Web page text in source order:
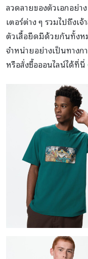
ลวดลายของตัวเอกอย่า
เตอร์ต่าง ๆ รวมไปถึง
ตัวเสื้อยืดมีด้วยกันทั้งห
จำหน่ายอย่างเป็นทางก
หรือสั่งซื้อออนไลน์ได้ที่นี่